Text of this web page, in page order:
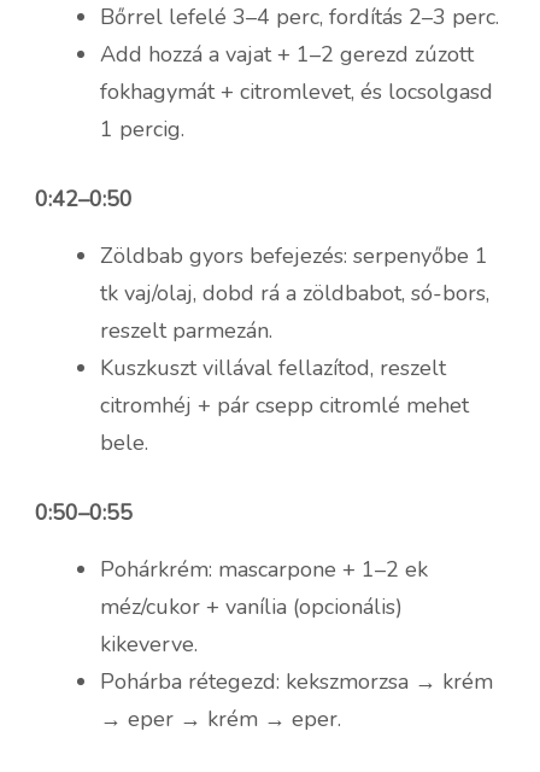
Bőrrel lefelé 3–4 perc, fordítás 2–3 perc.
Add hozzá a vajat + 1–2 gerezd zúzott
fokhagymát + citromlevet, és locsolgasd
1 percig.
0:42–0:50
Zöldbab gyors befejezés: serpenyőbe 1
tk vaj/olaj, dobd rá a zöldbabot, só-bors,
reszelt parmezán.
Kuszkuszt villával fellazítod, reszelt
citromhéj + pár csepp citromlé mehet
bele.
0:50–0:55
Pohárkrém: mascarpone + 1–2 ek
méz/cukor + vanília (opcionális)
kikeverve.
Pohárba rétegezd: kekszmorzsa → krém
→ eper → krém → eper.